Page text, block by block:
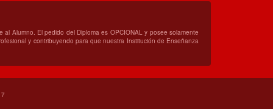
Alumno. El pedido del Diploma es OPCIONAL y posee solamente
y contribuyendo para que nuestra Institución de Enseñanza